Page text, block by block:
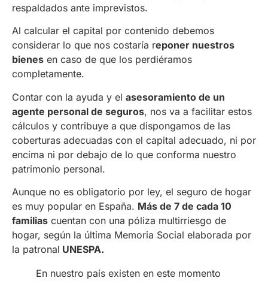
respaldados ante imprevistos.
Al calcular el capital por contenido debemos
considerar lo que nos costaría reponer nuestros
bienes en caso de que los perdiéramos
completamente.
Contar con la ayuda y el asesoramiento de un
agente personal de seguros, nos va a facilitar estos
cálculos y contribuye a que dispongamos de las
coberturas adecuadas con el capital adecuado, ni por
encima ni por debajo de lo que conforma nuestro
patrimonio personal.
Aunque no es obligatorio por ley, el seguro de hogar
es muy popular en España. Más de 7 de cada 10
familias cuentan con una póliza multirriesgo de
hogar, según la última Memoria Social elaborada por
la patronal UNESPA.
En nuestro país existen en este momento